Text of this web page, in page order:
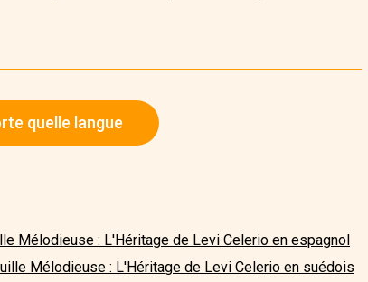
quelle langue
Mélodieuse : L'Héritage de Levi Celerio en espagnol
Mélodieuse : L'Héritage de Levi Celerio en suédois